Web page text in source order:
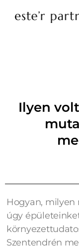
Ilyen
Hogyan,
úgy
Szentendrén